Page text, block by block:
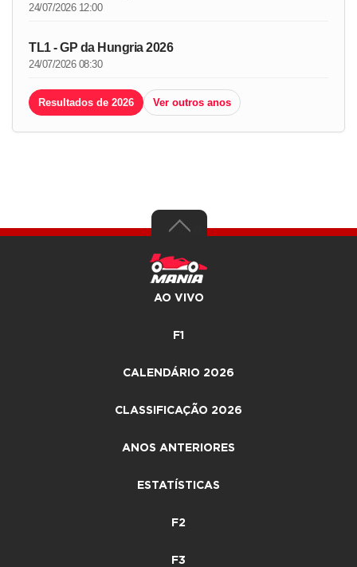
24/07/2026 12:00
TL1 - GP da Hungria 2026
24/07/2026 08:30
Resultados de 2026 Ver outros anos
AO VIVO
F1
CALENDÁRIO 2026
CLASSIFICAÇÃO 2026
ANOS ANTERIORES
ESTATÍSTICAS
F2
F3